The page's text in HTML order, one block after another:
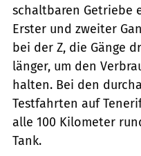
schaltbaren Getriebe
Erster und zweiter
bei der Z, die Gänge
länger, um den
halten. Bei den
Testfahrten auf
alle 100 Kilometer
Tank.